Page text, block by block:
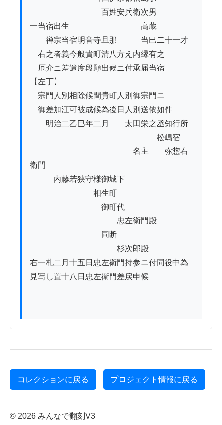
百姓安兵衛次男
一当宿出生　　　　　　　　　高蔵
禅宗当宿明音寺旦那　　　当巳二十一才
右之者義今般貴町清八方え内縁有之
厄介ニ差遣度段願出候ニ付承届当宿
【左丁】
宗門人別相除候間貴町人別御宗門ニ
御差加江可被成候為後日人別送依如件
明治二乙巳年二月　　太田栄之丞知行所
松嶋宿
名主　　弥惣右
衛門
内藤若狭守様御城下
相生町
御町代
忠左衛門殿
同断
杉次郎殿
右一札二月十五日忠左衛門持参ニ付同役中為
見写し置十八日忠左衛門差戻申候
コレクションに戻る プロジェクト情報に戻る
© 2026 みんなで翻刻V3